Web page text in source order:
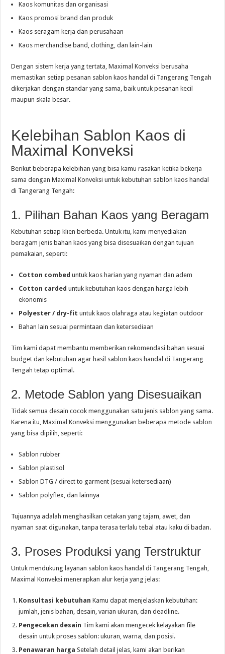
Kaos komunitas dan organisasi
Kaos promosi brand dan produk
Kaos seragam kerja dan perusahaan
Kaos merchandise band, clothing, dan lain-lain
Dengan sistem kerja yang tertata, Maximal Konveksi berusaha
memastikan setiap pesanan sablon kaos handal di Tangerang Tengah
dikerjakan dengan standar yang sama, baik untuk pesanan kecil
maupun skala besar.
Kelebihan Sablon Kaos di
Maximal Konveksi
Berikut beberapa kelebihan yang bisa kamu rasakan ketika bekerja
sama dengan Maximal Konveksi untuk kebutuhan sablon kaos handal
di Tangerang Tengah:
1. Pilihan Bahan Kaos yang Beragam
Kebutuhan setiap klien berbeda. Untuk itu, kami menyediakan
beragam jenis bahan kaos yang bisa disesuaikan dengan tujuan
pemakaian, seperti:
Cotton combed untuk kaos harian yang nyaman dan adem
Cotton carded untuk kebutuhan kaos dengan harga lebih
ekonomis
Polyester / dry-fit untuk kaos olahraga atau kegiatan outdoor
Bahan lain sesuai permintaan dan ketersediaan
Tim kami dapat membantu memberikan rekomendasi bahan sesuai
budget dan kebutuhan agar hasil sablon kaos handal di Tangerang
Tengah tetap optimal.
2. Metode Sablon yang Disesuaikan
Tidak semua desain cocok menggunakan satu jenis sablon yang sama.
Karena itu, Maximal Konveksi menggunakan beberapa metode sablon
yang bisa dipilih, seperti:
Sablon rubber
Sablon plastisol
Sablon DTG / direct to garment (sesuai ketersediaan)
Sablon polyflex, dan lainnya
Tujuannya adalah menghasilkan cetakan yang tajam, awet, dan
nyaman saat digunakan, tanpa terasa terlalu tebal atau kaku di badan.
3. Proses Produksi yang Terstruktur
Untuk mendukung layanan sablon kaos handal di Tangerang Tengah,
Maximal Konveksi menerapkan alur kerja yang jelas:
Konsultasi kebutuhan Kamu dapat menjelaskan kebutuhan:
jumlah, jenis bahan, desain, varian ukuran, dan deadline.
Pengecekan desain Tim kami akan mengecek kelayakan file
desain untuk proses sablon: ukuran, warna, dan posisi.
Penawaran harga Setelah detail jelas, kami akan berikan